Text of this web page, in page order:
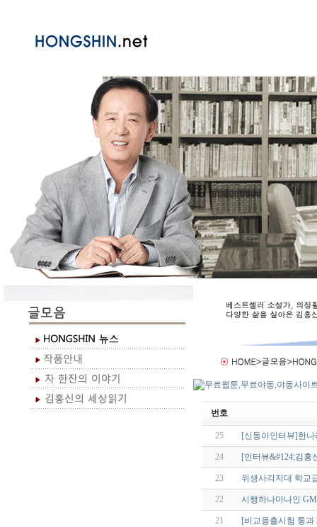
번호
25 [신동아인터뷰]한
24 [인터뷰&#124;김
23 위생사각지대 학교
22 시행하나마나인
21 [비교용출시험 통